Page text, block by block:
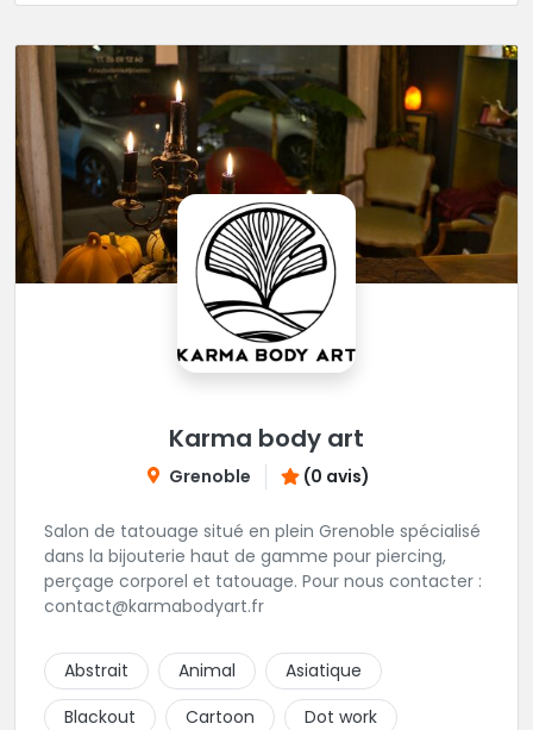
Karma body art
Grenoble (0 avis)
Salon de tatouage situé en plein Grenoble spécialisé
dans la bijouterie haut de gamme pour piercing,
perçage corporel et tatouage. Pour nous contacter :
contact@karmabodyart.fr
Abstrait Animal
Asiatique
Blackout
Cartoon
Dot work